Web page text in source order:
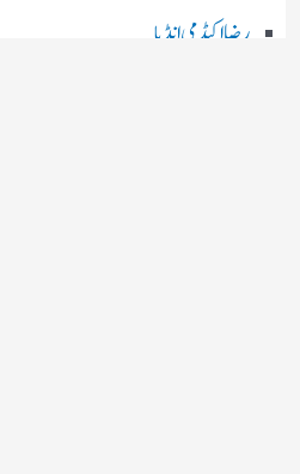
رضا اکیڈمی انڈیا